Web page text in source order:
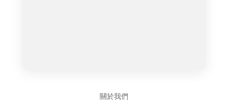
關於我們